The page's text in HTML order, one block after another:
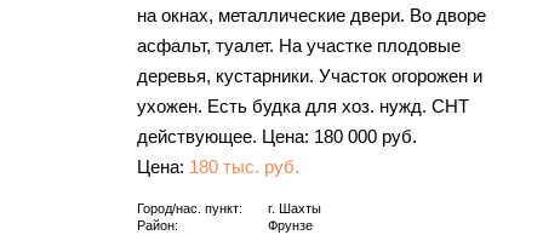
на окнах, металлические двери. Во дворе
асфальт, туалет. На участке плодовые
деревья, кустарники. Участок огорожен и
ухожен. Есть будка для хоз. нужд. СНТ
действующее. Цена: 180 000 руб.
Цена: 180 тыс. руб.
Город/нас. пункт: г.
Шахты
Район:
Фрунзе